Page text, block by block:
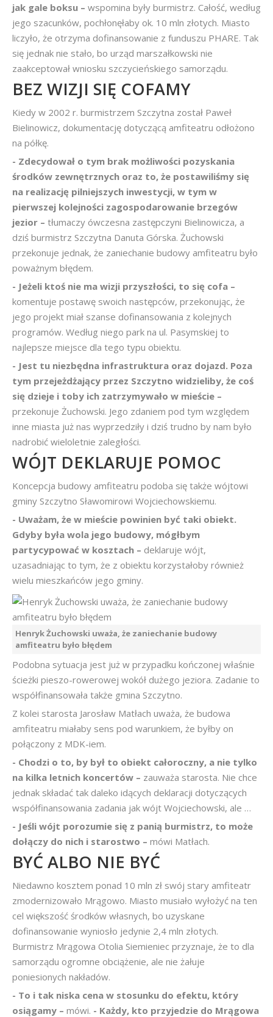
jak gale boksu – wspomina były burmistrz. Całość, według
jego szacunków, pochłonęłaby ok. 10 mln złotych. Miasto
liczyło, że otrzyma dofinansowanie z funduszu PHARE. Tak
się jednak nie stało, bo urząd marszałkowski nie
zaakceptował wniosku szczycieńskiego samorządu.
BEZ WIZJI SIĘ COFAMY
Kiedy w 2002 r. burmistrzem Szczytna został Paweł
Bielinowicz, dokumentację dotyczącą amfiteatru odłożono
na półkę.
- Zdecydował o tym brak możliwości pozyskania
środków zewnętrznych oraz to, że postawiliśmy się
na realizację pilniejszych inwestycji, w tym w
pierwszej kolejności zagospodarowanie brzegów
jezior – tłumaczy ówczesna zastępczyni Bielinowicza, a
dziś burmistrz Szczytna Danuta Górska. Żuchowski
przekonuje jednak, że zaniechanie budowy amfiteatru było
poważnym błędem.
- Jeżeli ktoś nie ma wizji przyszłości, to się cofa –
komentuje postawę swoich następców, przekonując, że
jego projekt miał szanse dofinansowania z kolejnych
programów. Według niego park na ul. Pasymskiej to
najlepsze miejsce dla tego typu obiektu.
- Jest tu niezbędna infrastruktura oraz dojazd. Poza
tym przejeżdżający przez Szczytno widzieliby, że coś
się dzieje i toby ich zatrzymywało w mieście –
przekonuje Żuchowski. Jego zdaniem pod tym względem
inne miasta już nas wyprzedziły i dziś trudno by nam było
nadrobić wieloletnie zaległości.
WÓJT DEKLARUJE POMOC
Koncepcja budowy amfiteatru podoba się także wójtowi
gminy Szczytno Sławomirowi Wojciechowskiemu.
- Uważam, że w mieście powinien być taki obiekt.
Gdyby była wola jego budowy, mógłbym
partycypować w kosztach – deklaruje wójt,
uzasadniając to tym, że z obiektu korzystałoby również
wielu mieszkańców jego gminy.
Henryk Żuchowski uważa, że zaniechanie budowy
amfiteatru było błędem
Podobna sytuacja jest już w przypadku kończonej właśnie
ścieżki pieszo-rowerowej wokół dużego jeziora. Zadanie to
współfinansowała także gmina Szczytno.
Z kolei starosta Jarosław Matłach uważa, że budowa
amfiteatru miałaby sens pod warunkiem, że byłby on
połączony z MDK-iem.
- Chodzi o to, by był to obiekt całoroczny, a nie tylko
na kilka letnich koncertów – zauważa starosta. Nie chce
jednak składać tak daleko idących deklaracji dotyczących
współfinansowania zadania jak wójt Wojciechowski, ale …
- Jeśli wójt porozumie się z panią burmistrz, to może
dołączy do nich i starostwo – mówi Matłach.
BYĆ ALBO NIE BYĆ
Niedawno kosztem ponad 10 mln zł swój stary amfiteatr
zmodernizowało Mrągowo. Miasto musiało wyłożyć na ten
cel większość środków własnych, bo uzyskane
dofinansowanie wyniosło jedynie 2,4 mln złotych.
Burmistrz Mrągowa Otolia Siemieniec przyznaje, że to dla
samorządu ogromne obciążenie, ale nie żałuje
poniesionych nakładów.
- To i tak niska cena w stosunku do efektu, który
osiągamy – mówi. - Każdy, kto przyjedzie do Mrągowa